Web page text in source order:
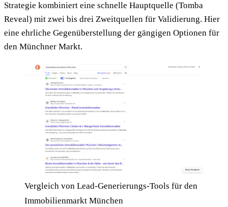
Strategie kombiniert eine schnelle Hauptquelle (Tomba
Reveal) mit zwei bis drei Zweitquellen für Validierung. Hier
eine ehrliche Gegenüberstellung der gängigen Optionen für
den Münchner Markt.
Vergleich von Lead-Generierungs-Tools für den
Immobilienmarkt München